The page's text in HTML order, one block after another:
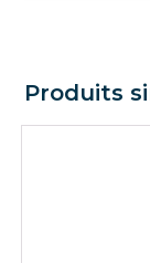
Produits